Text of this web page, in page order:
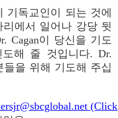
기독교인이 되는 것에
에서 일어나 강당 뒷
Cagan이 당신을 기도
해 줄 것입니다. Dr.
을 위해 기도해 주십
(Click